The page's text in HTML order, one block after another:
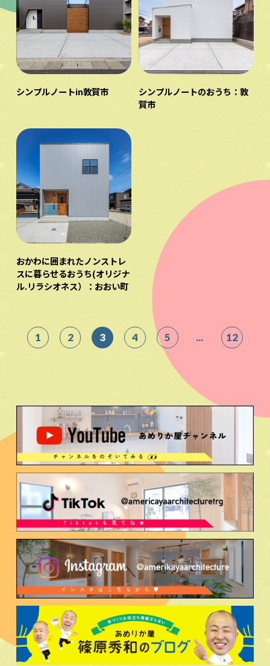
シンプルノートin敦賀市
シンプルノートのおうち：敦
賀市
おかわに囲まれたノンストレ
スに暮らせるおうち(オリジナ
ル.リラシオネス）：おおい町
1 2 3 4 5 ... 12